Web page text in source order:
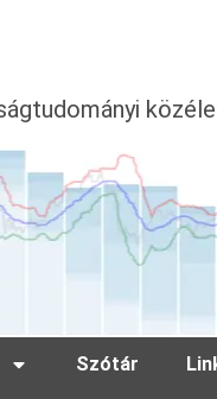
Szótár